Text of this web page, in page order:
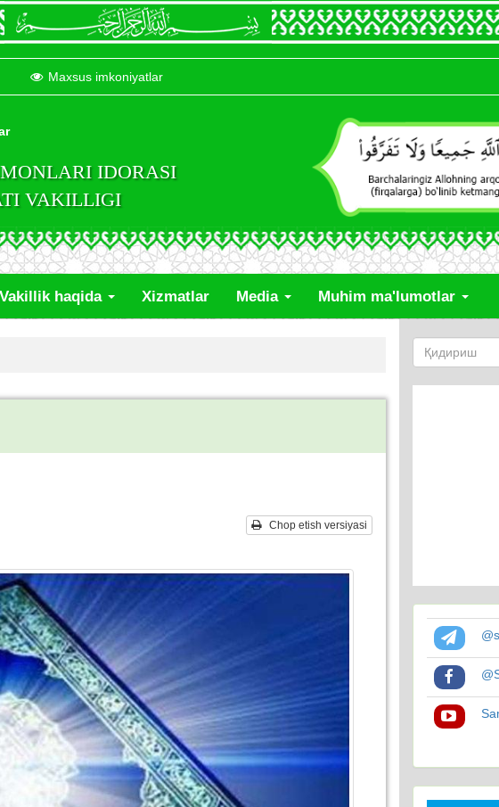
Maxsus imkoniyatlar
IDORASI
VAKILLIGI
Vakillik haqida Xizmatlar Media Muhim ma'lumotlar
Chop etish versiyasi